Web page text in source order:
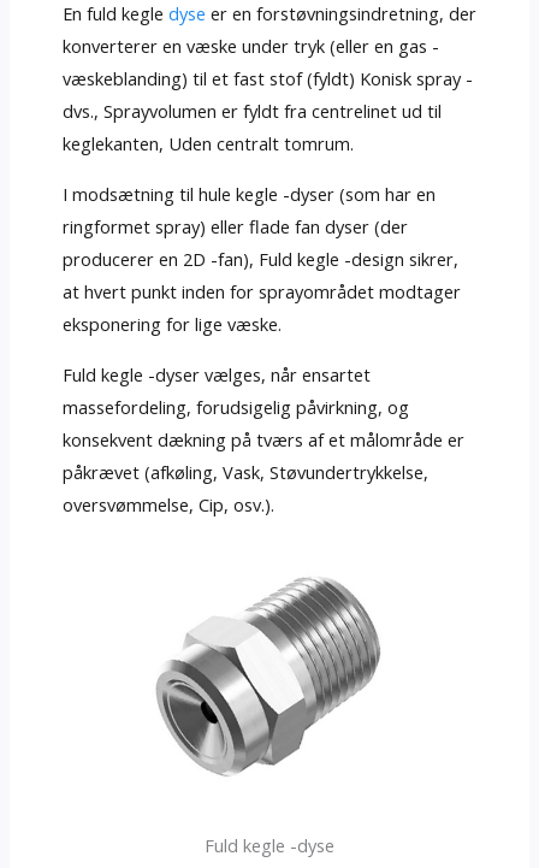
En fuld kegle dyse er en forstøvningsindretning, der
konverterer en væske under tryk (eller en gas -
væskeblanding) til et fast stof (fyldt) Konisk spray -
dvs., Sprayvolumen er fyldt fra centrelinet ud til
keglekanten, Uden centralt tomrum.
I modsætning til hule kegle -dyser (som har en
ringformet spray) eller flade fan dyser (der
producerer en 2D -fan), Fuld kegle -design sikrer,
at hvert punkt inden for sprayområdet modtager
eksponering for lige væske.
Fuld kegle -dyser vælges, når ensartet
massefordeling, forudsigelig påvirkning, og
konsekvent dækning på tværs af et målområde er
påkrævet (afkøling, Vask, Støvundertrykkelse,
oversvømmelse, Cip, osv.).
Fuld kegle -dyse